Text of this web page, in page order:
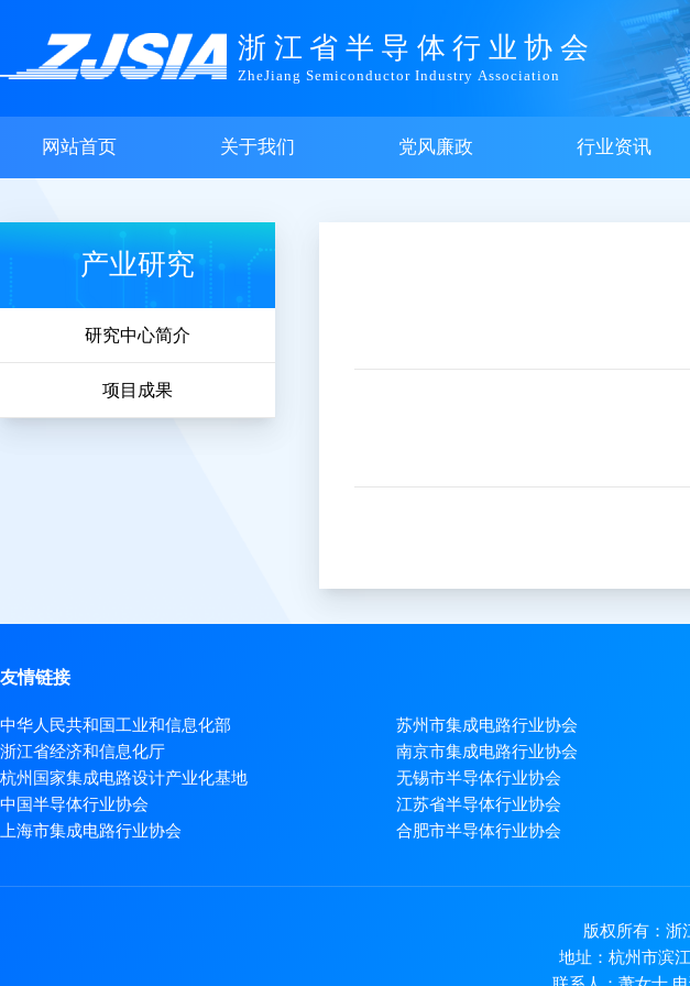
浙江省半导体行业协会
ZheJiang Semiconductor Industry Association
网站首页 关于我们 党风廉政 行业资讯
产业研究
研究中心简介
项目成果
友情链接
中华人民共和国工业和信息化部
苏州市集成电路行业协会
浙江省经济和信息化厅
南京市集成电路行业协会
杭州国家集成电路设计产业化基地
无锡市半导体行业协会
中国半导体行业协会
江苏省半导体行业协会
上海市集成电路行业协会
合肥市半导体行业协会
版权所有：浙
地址：杭州市滨